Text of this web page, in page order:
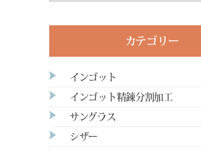
カテゴリー
インゴット
インゴット精錬分割加工
サングラス
シザー